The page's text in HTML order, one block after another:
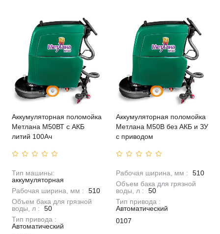
Аккумуляторная поломойка
Метлана М50ВТ с АКБ
литий 100Ач
Тип машины:
аккумуляторная
Рабочая ширина, мм :
510
Объем бака для грязной
воды, л :
50
Тип привода :
Автоматический
Аккумуляторная поломойка
Метлана M50В без АКБ и ЗУ
с приводом
Рабочая ширина, мм :
510
Объем бака для грязной
воды, л :
50
Тип привода :
Автоматический
0107